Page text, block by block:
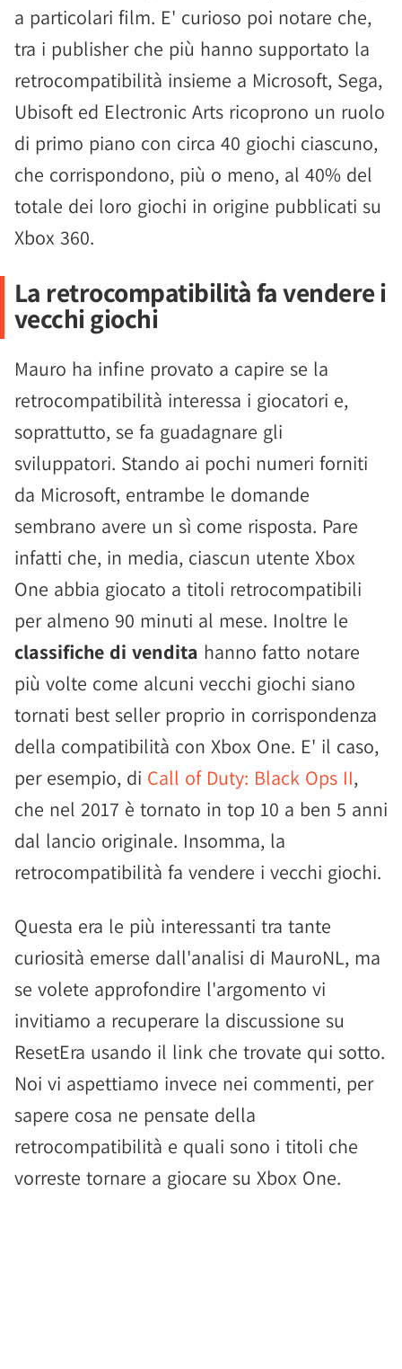
a particolari film. E' curioso poi notare che,
tra i publisher che più hanno supportato la
retrocompatibilità insieme a Microsoft, Sega,
Ubisoft ed Electronic Arts ricoprono un ruolo
di primo piano con circa 40 giochi ciascuno,
che corrispondono, più o meno, al 40% del
totale dei loro giochi in origine pubblicati su
Xbox 360.
La retrocompatibilità fa vendere i
vecchi giochi
Mauro ha infine provato a capire se la
retrocompatibilità interessa i giocatori e,
soprattutto, se fa guadagnare gli
sviluppatori. Stando ai pochi numeri forniti
da Microsoft, entrambe le domande
sembrano avere un sì come risposta. Pare
infatti che, in media, ciascun utente Xbox
One abbia giocato a titoli retrocompatibili
per almeno 90 minuti al mese. Inoltre le
classifiche di vendita hanno fatto notare
più volte come alcuni vecchi giochi siano
tornati best seller proprio in corrispondenza
della compatibilità con Xbox One. E' il caso,
per esempio, di Call of Duty: Black Ops II,
che nel 2017 è tornato in top 10 a ben 5 anni
dal lancio originale. Insomma, la
retrocompatibilità fa vendere i vecchi giochi.
Questa era le più interessanti tra tante
curiosità emerse dall'analisi di MauroNL, ma
se volete approfondire l'argomento vi
invitiamo a recuperare la discussione su
ResetEra usando il link che trovate qui sotto.
Noi vi aspettiamo invece nei commenti, per
sapere cosa ne pensate della
retrocompatibilità e quali sono i titoli che
vorreste tornare a giocare su Xbox One.